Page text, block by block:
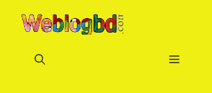
Menu